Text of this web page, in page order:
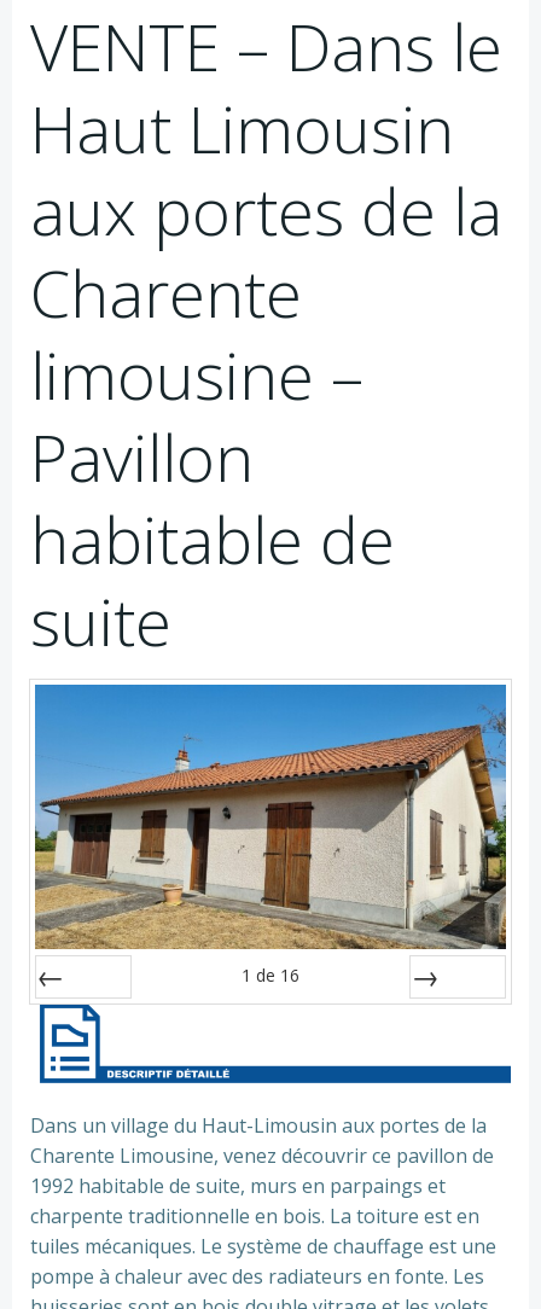
VENTE – Dans le
Haut Limousin
aux portes de la
Charente
limousine –
Pavillon
habitable de
suite
1 de 16
Dans un village du Haut-Limousin aux portes de la
Charente Limousine, venez découvrir ce pavillon de
1992 habitable de suite, murs en parpaings et
charpente traditionnelle en bois. La toiture est en
tuiles mécaniques. Le système de chauffage est une
pompe à chaleur avec des radiateurs en fonte. Les